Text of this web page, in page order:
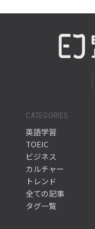
CATEGORIES
英語学習
TOEIC
ビジネス
カルチャー
トレンド
全ての記事
タグ一覧